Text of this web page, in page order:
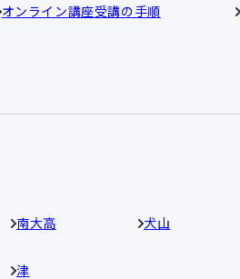
オンライン講座受講の手順
南大高 犬山
津